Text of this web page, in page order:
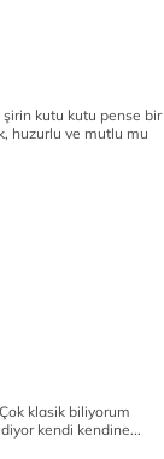
şirin kutu kutu pense bir
huzurlu ve mutlu mu
klasik biliyorum
kendi kendine...